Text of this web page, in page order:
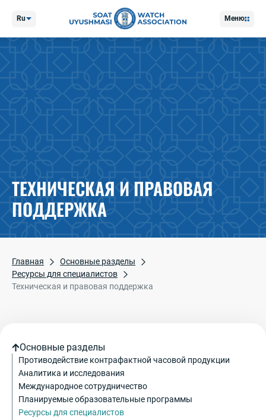
Ru Меню
ТЕХНИЧЕСКАЯ И ПРАВОВАЯ
ПОДДЕРЖКА
Главная
Основные разделы
Ресурсы для специалистов
Техническая и правовая поддержка
Основные разделы
Противодействие контрафактной часовой продукции
Аналитика и исследования
Международное сотрудничество
Планируемые образовательные программы
Ресурсы для специалистов